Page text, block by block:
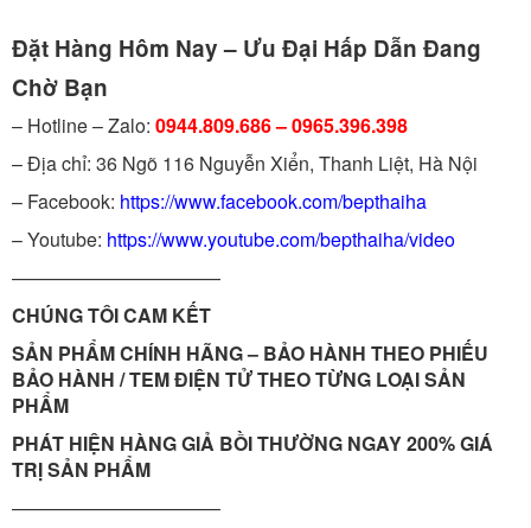
Đặt Hàng Hôm Nay – Ưu Đại Hấp Dẫn Đang
Chờ Bạn
– Hotline – Zalo: 0944.809.686 – 0965.396.398
– Địa chỉ: 36 Ngõ 116 Nguyễn Xiển, Thanh Liệt, Hà Nội
– Facebook: https://www.facebook.com/bepthaiha
– Youtube: https://www.youtube.com/bepthaiha/video
———————————
CHÚNG TÔI CAM KẾT
SẢN PHẨM CHÍNH HÃNG – BẢO HÀNH THEO PHIẾU
BẢO HÀNH / TEM ĐIỆN TỬ THEO TỪNG LOẠI SẢN
PHẨM
PHÁT HIỆN HÀNG GIẢ BỒI THƯỜNG NGAY 200% GIÁ
TRỊ SẢN PHẨM
———————————